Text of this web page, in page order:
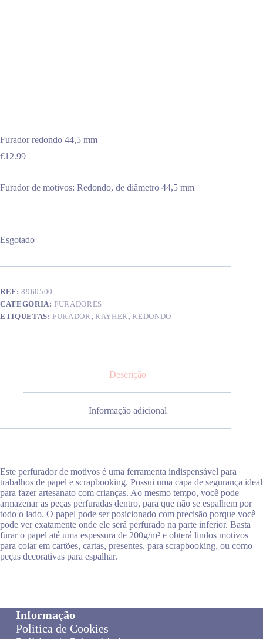
Furador redondo 44,5 mm
€12.99
Furador de motivos: Redondo, de diâmetro 44,5 mm
Esgotado
REF:8960500
CATEGORIA:FURADORES
ETIQUETAS:FURADOR,RAYHER,REDONDO
Descrição
Informação adicional
Este perfurador de motivos é uma ferramenta indispensável para
trabalhos de papel e scrapbooking. Possui uma capa de segurança ideal
para fazer artesanato com crianças. Ao mesmo tempo, você pode
armazenar as peças perfuradas dentro, para que não se espalhem por
todo o lado. O papel pode ser posicionado com precisão porque você
pode ver exatamente onde ele será perfurado na parte inferior. Basta
furar o papel até uma espessura de 200g/m² e obterá lindos motivos
para colar em cartões, cartas, presentes, para scrapbooking, ou como
peças decorativas para espalhar.
Informação
Politica de Cookies